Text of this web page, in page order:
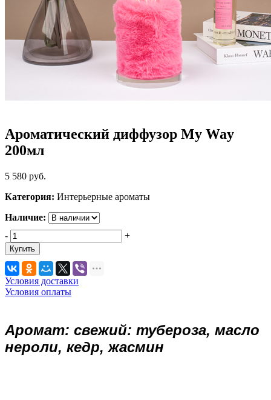
Ароматический диффузор My Way
200мл
5 580 руб.
Категория: Интерьерные ароматы
Наличие:
-
+
Купить
Условия доставки
Условия оплаты
Аромат: свежий: тубероза, масло
нероли, кедр, жасмин